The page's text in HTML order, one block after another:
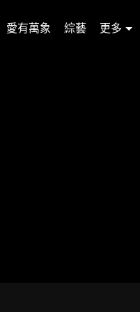
愛有萬象 綜藝 更多